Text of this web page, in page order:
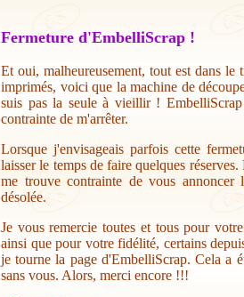
Fermeture d'EmbelliScrap !
Et oui, malheureusement, tout est dans
imprimés, voici que la machine de
suis pas la seule à vieillir !
contrainte de m'arrêter.
Lorsque j'envisageais parfois cette
laisser le temps de faire quelques
me trouve contrainte de vous annoncer
désolée.
Je vous remercie toutes et tous pour
ainsi que pour votre fidélité, certains
je tourne la page d'EmbelliScrap. Cela a
sans vous. Alors, merci encore !!!